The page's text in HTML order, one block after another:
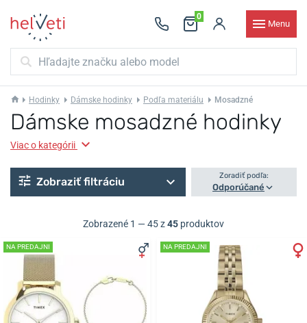
0
Menu
Hodinky Dámske hodinky Podľa materiálu Mosadzné
Dámske mosadzné hodinky
Viac o kategórii
Zobraziť filtráciu Zoradiť podľa:
Odporúčané
Zobrazené 1 — 45 z45 produktov
NA PREDAJNI NA PREDAJNI